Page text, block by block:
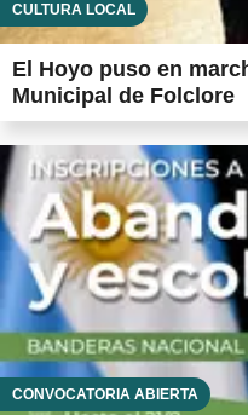
CULTURA LOCAL
El Hoyo puso en
Municipal de Folclore
CONVOCATORIA ABIERTA